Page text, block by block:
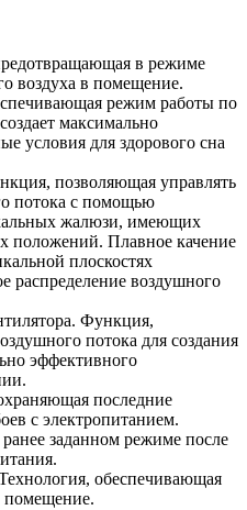
в режиме
воздуха в помещение.
режим работы по
максимально
условия для здорового сна
позволяющая управлять
потока с помощью
жалюзи, имеющих
положений. Плавное качение
плоскостях
распределение воздушного
Функция,
потока для создания
эффективного
последние
с электропитанием.
заданном режиме после
обеспечивающая
помещение.